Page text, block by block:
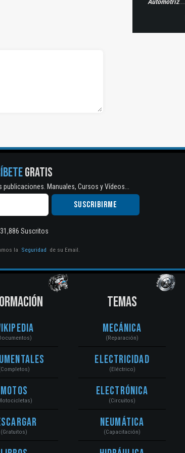
GRATIS
Manuales, Cursos y Vídeos...
31,886 Suscritos
la Seguridad de su Email.
Motos
(Gratuitos)
TEMAS
Mecánica
(Reparación)
Electricidad
(Eléctrico)
Electrónica
(Circuitos)
Neumática
(Capacitación)